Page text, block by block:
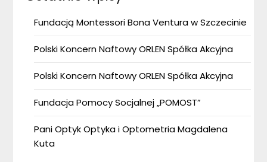
Fundacją Montessori Bona Ventura w Szczecinie
Polski Koncern Naftowy ORLEN Spółka Akcyjna
Polski Koncern Naftowy ORLEN Spółka Akcyjna
Fundacja Pomocy Socjalnej „POMOST”
Pani Optyk Optyka i Optometria Magdalena
Kuta